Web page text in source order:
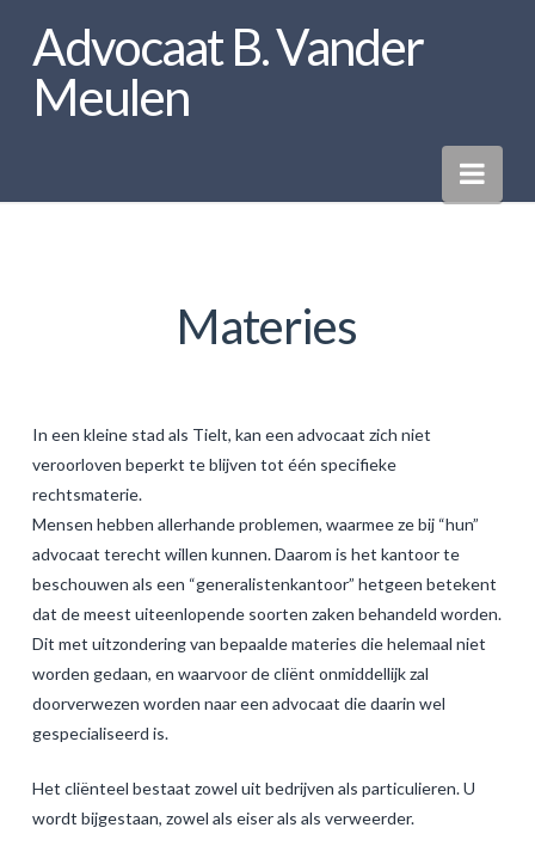
Advocaat B. Vander
Meulen
Materies
In een kleine stad als Tielt, kan een advocaat zich niet
veroorloven beperkt te blijven tot één specifieke
rechtsmaterie.
Mensen hebben allerhande problemen, waarmee ze bij “hun”
advocaat terecht willen kunnen. Daarom is het kantoor te
beschouwen als een “generalistenkantoor” hetgeen betekent
dat de meest uiteenlopende soorten zaken behandeld worden.
Dit met uitzondering van bepaalde materies die helemaal niet
worden gedaan, en waarvoor de cliënt onmiddellijk zal
doorverwezen worden naar een advocaat die daarin wel
gespecialiseerd is.
Het cliënteel bestaat zowel uit bedrijven als particulieren. U
wordt bijgestaan, zowel als eiser als als verweerder.